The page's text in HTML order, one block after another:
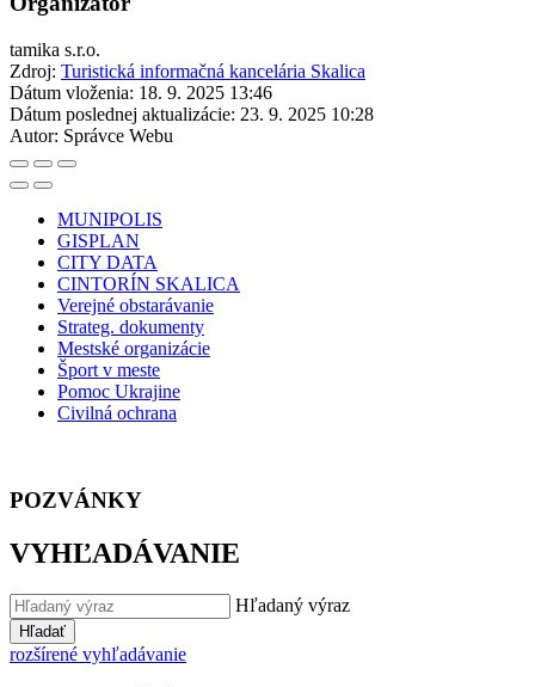
tamika s.r.o.
Zdroj: Turistická informačná kancelária Skalica
Dátum vloženia: 18. 9. 2025 13:46
Dátum poslednej aktualizácie: 23. 9. 2025 10:28
Autor: Správce Webu
MUNIPOLIS
GISPLAN
CITY DATA
CINTORÍN SKALICA
Verejné obstarávanie
Strateg. dokumenty
Mestské organizácie
Šport v meste
Pomoc Ukrajine
Civilná ochrana
POZVÁNKY
VYHĽADÁVANIE
Hľadaný výraz
Hľadať
rozšírené vyhľadávanie